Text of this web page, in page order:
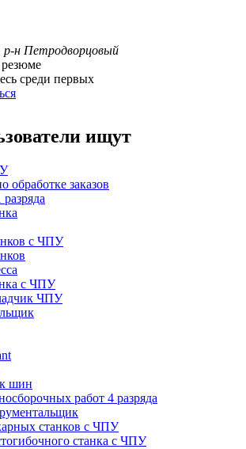
р-н Петродворцовый
среди первых
ищут
обработке заказов
с ЧПУ
с ЧПУ
ЧПУ
шин
работ 4 разряда
станков с ЧПУ
станка с ЧПУ